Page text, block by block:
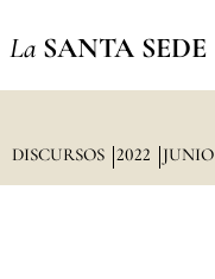
La SANTA SEDE
DISCURSOS 2022 JUNIO